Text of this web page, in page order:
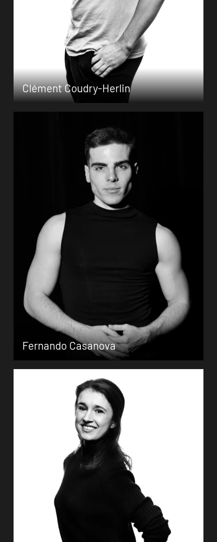
Zum Porträt
Clément Coudry-Herlin
Clément Coudry-Herlin wurde 1998 in
hineingeboren. Im Alter von vier Jahren
begann er mit dem Tanzen, ab 2008 wurde
er am Konservatorium von Chambéry in den
Disziplinen Ballet, Contemporary Dance und
Zum Porträt
Fernando Casanova
Fernando Casanova Asa, ursprünglich aus
Santacara, einem kleinen Dorf in Navarra,
erhielt seine professionelle Ausbildung in
klassischem und zeitgenössischem Tanz an
der Schule von Almudena Lobón. Nach
seiner Mitwirkung in verschiedenen jungen